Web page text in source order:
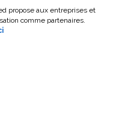
propose aux entreprises et
comme partenaires.